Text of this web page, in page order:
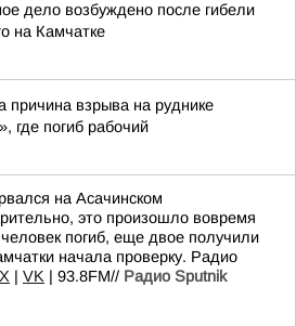
дело возбуждено после гибели
на Камчатке
причина взрыва на руднике
где погиб рабочий
на Асачинском
это произошло вовремя
погиб, еще двое получили
начала проверку. Радио
| VK | 93.8FM// Радио Sputnik